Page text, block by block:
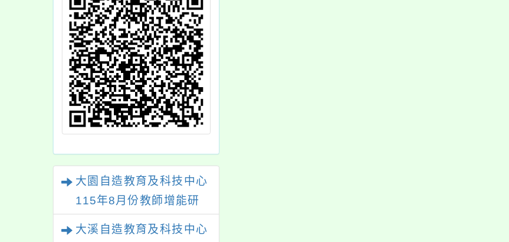
大園自造教育及科技中心
115年8月份教師增能研
習
大溪自造教育及科技中心